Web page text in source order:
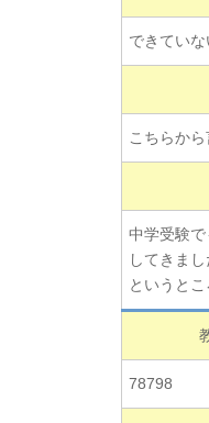
できてい
こちらか
中学受験
してきま
というとこ
78798